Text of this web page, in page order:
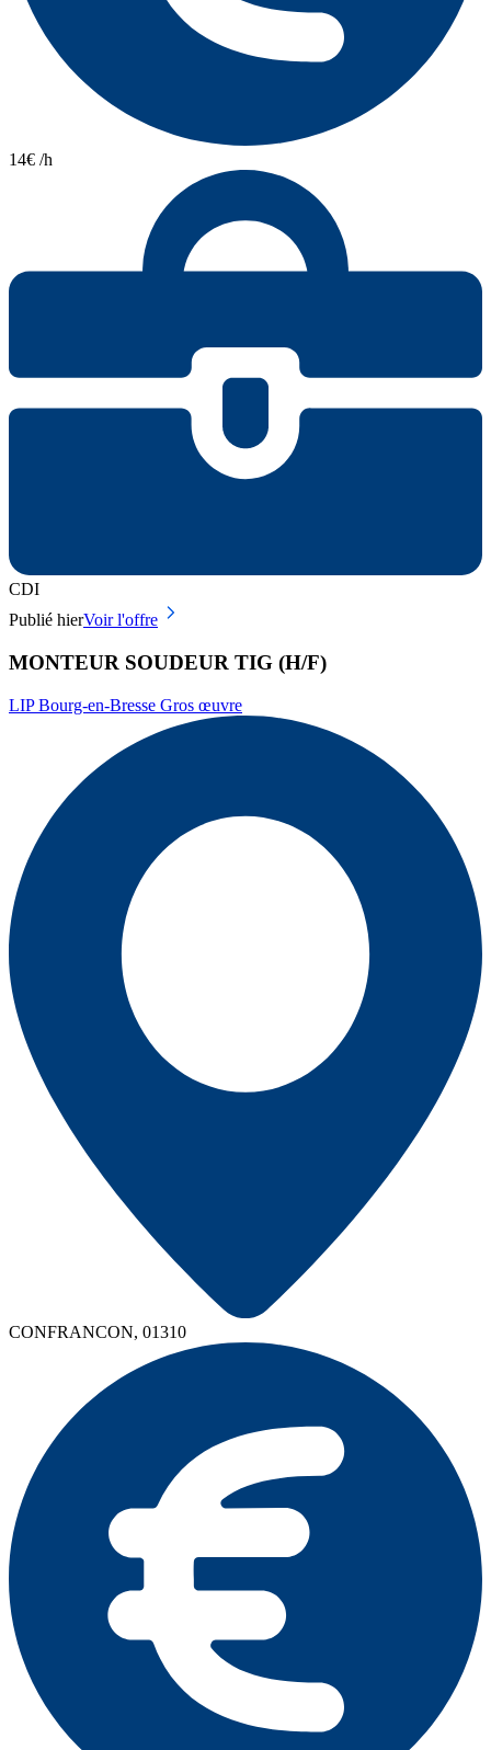
14€ /h
CDI
Publié hierVoir l'offre
MONTEUR SOUDEUR TIG (H/F)
LIP Bourg-en-Bresse Gros œuvre
CONFRANCON, 01310